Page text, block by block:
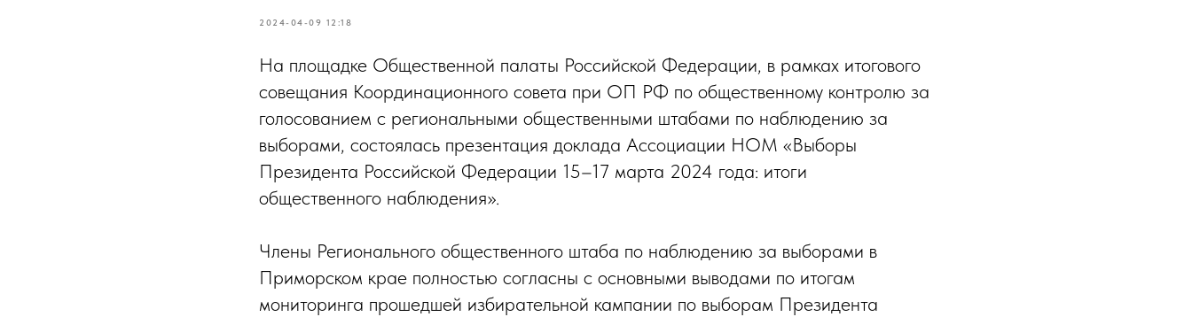
2024-04-09 12:18
На площадке Общественной палаты Российской Федерации, в рамках итогового
совещания Координационного совета при ОП РФ по общественному контролю за
голосованием с региональными общественными штабами по наблюдению за
выборами, состоялась презентация доклада Ассоциации НОМ «Выборы
Президента Российской Федерации 15–17 марта 2024 года: итоги
общественного наблюдения».
Члены Регионального общественного штаба по наблюдению за выборами в
Приморском крае полностью согласны с основными выводами по итогам
мониторинга прошедшей избирательной кампании по выборам Президента